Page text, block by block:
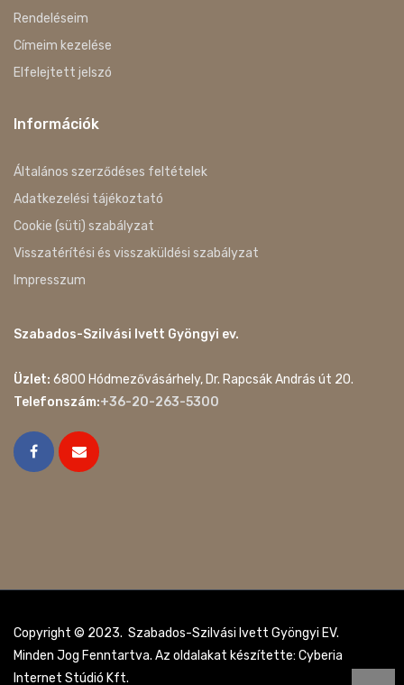
Rendeléseim
Címeim kezelése
Elfelejtett jelszó
Információk
Általános szerződéses feltételek
Adatkezelési tájékoztató
Cookie (süti) szabályzat
Visszatérítési és visszaküldési szabályzat
Impresszum
Szabados-Szilvási Ivett Gyöngyi ev.
Üzlet: 6800 Hódmezővásárhely, Dr. Rapcsák András út 20.
Telefonszám:+36-20-263-5300
Copyright © 2023. Szabados-Szilvási Ivett Gyöngyi EV.
Minden Jog Fenntartva. Az oldalakat készítette: Cyberia
Internet Stúdió Kft.